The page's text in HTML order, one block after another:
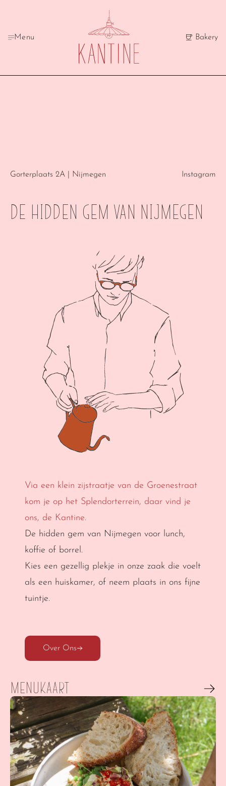
Menu Bakery
Gorterplaats 2A | Nijmegen Instagram
De hidden gem van Nijmegen
Via een klein zijstraatje van de Groenestraat
kom je op het Splendorterrein, daar vind je
ons, de Kantine.
De hidden gem van Nijmegen voor lunch,
koffie of borrel.
Kies een gezellig plekje in onze zaak die voelt
als een huiskamer, of neem plaats in ons fijne
tuintje.
Over Ons
Menukaart